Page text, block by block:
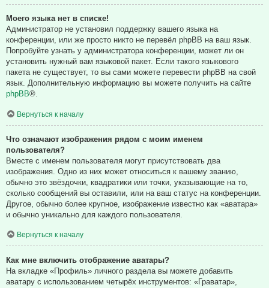
Моего языка нет в списке!
Администратор не установил поддержку вашего языка на
конференции, или же просто никто не перевёл phpBB на ваш язык.
Попробуйте узнать у администратора конференции, может ли он
установить нужный вам языковой пакет. Если такого языкового
пакета не существует, то вы сами можете перевести phpBB на свой
язык. Дополнительную информацию вы можете получить на сайте
phpBB®.
Вернуться к началу
Что означают изображения рядом с моим именем
пользователя?
Вместе с именем пользователя могут присутствовать два
изображения. Одно из них может относиться к вашему званию,
обычно это звёздочки, квадратики или точки, указывающие на то,
сколько сообщений вы оставили, или на ваш статус на конференции.
Другое, обычно более крупное, изображение известно как «аватара»
и обычно уникально для каждого пользователя.
Вернуться к началу
Как мне включить отображение аватары?
На вкладке «Профиль» личного раздела вы можете добавить
аватару с использованием четырёх инструментов: «Граватар»,